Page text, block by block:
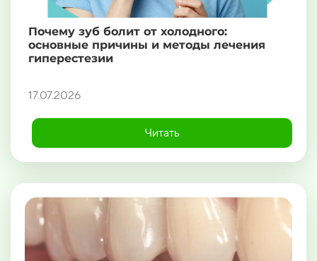
Почему зуб болит от холодного:
основные причины и методы лечения
гиперестезии
17.07.2026
Читать